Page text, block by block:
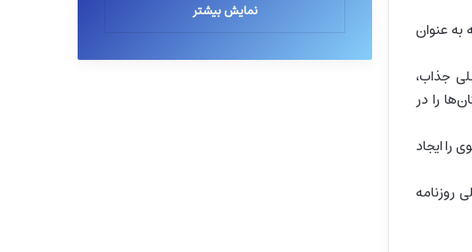
عنوان
جذاب،
را در
را ایجاد
روزنامه
نمایش بیشتر